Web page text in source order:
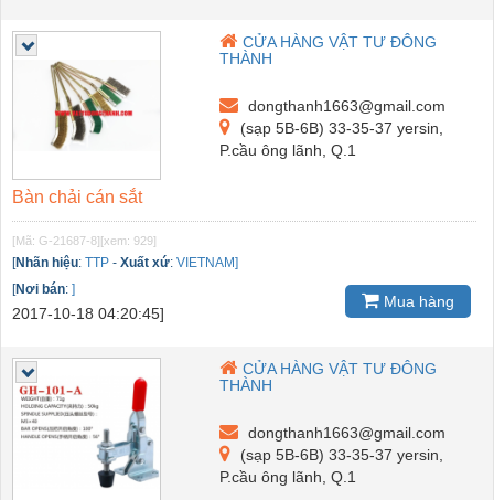
CỬA HÀNG VẬT TƯ ĐÔNG
THÀNH
dongthanh1663@gmail.com
(sạp 5B-6B) 33-35-37 yersin,
P.cầu ông lãnh, Q.1
Bàn chải cán sắt
[Mã: G-21687-8][xem: 929]
[Nhãn hiệu: TTP - Xuất xứ: VIETNAM]
[Nơi bán: ]
2017-10-18 04:20:45]
Mua hàng
CỬA HÀNG VẬT TƯ ĐÔNG
THÀNH
dongthanh1663@gmail.com
(sạp 5B-6B) 33-35-37 yersin,
P.cầu ông lãnh, Q.1